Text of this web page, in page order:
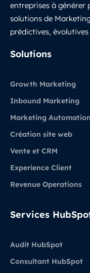
entreprises à générer
solutions de
prédictives,
Solutions
Growth Marketing
Inbound Marketing
Marketing Automation
Création site web
Vente et CRM
Experience Client
Revenue Operations
Services
Audit HubSpot
Consultant HubSpot